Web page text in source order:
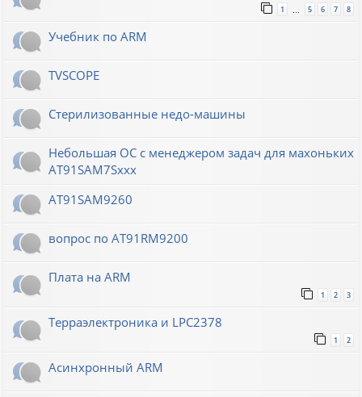
1 5 6 7 8
Учебник по ARM
TVSCOPE
Стерилизованные недо-машины
Небольшая ОС с менеджером задач для махоньких
AT91SAM7Sxxx
AT91SAM9260
вопрос по AT91RM9200
Плата на ARM
1 2 3
Терраэлектроника и LPC2378
1 2
Асинхронный ARM